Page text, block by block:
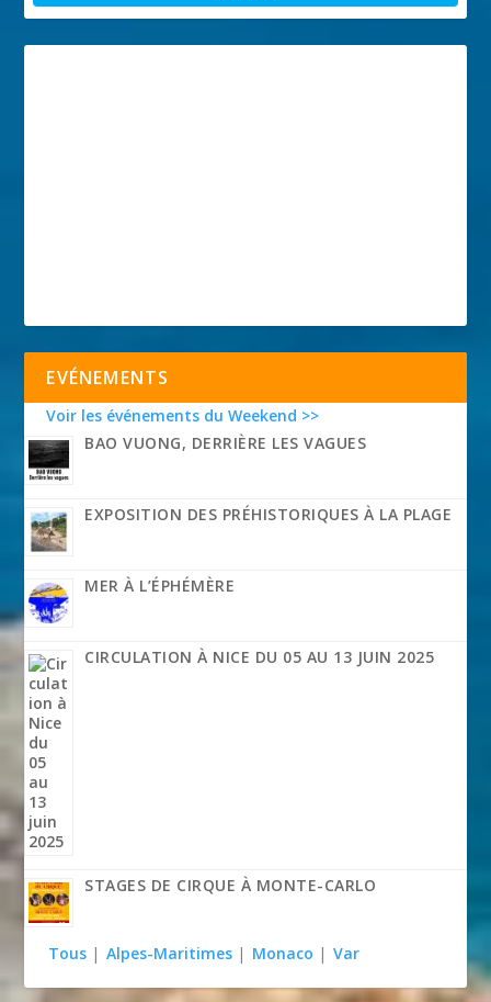
EVÉNEMENTS
Voir les événements du Weekend >>
BAO VUONG, DERRIÈRE LES VAGUES
EXPOSITION DES PRÉHISTORIQUES À LA PLAGE
MER À L’ÉPHÉMÈRE
CIRCULATION À NICE DU 05 AU 13 JUIN 2025
STAGES DE CIRQUE À MONTE-CARLO
Tous | Alpes-Maritimes | Monaco | Var